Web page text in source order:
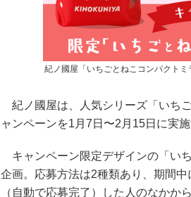
紀ノ國屋「いちごとねこコンパクト
紀ノ國屋は、人気シリーズ「いち
ャンペーンを1月7日〜2月15日に実施
キャンペーン限定デザインの「い
企画。応募方法は2種類あり、期間
（自動で応募完了）した人のなかか